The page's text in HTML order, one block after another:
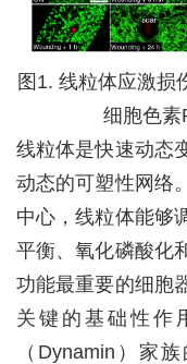
图 1.线粒体应激损
细胞色素
线粒体是快速动态
动态的可塑性网络
中心，线粒体能够
平衡、氧化磷酸化
功能最重要的细胞
关键的基础性作
（ Dynamin ）家族